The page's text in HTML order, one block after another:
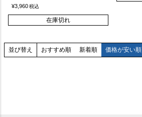
¥3,960税込
在庫切れ
並び替え おすすめ順 新着順 価格が安い順